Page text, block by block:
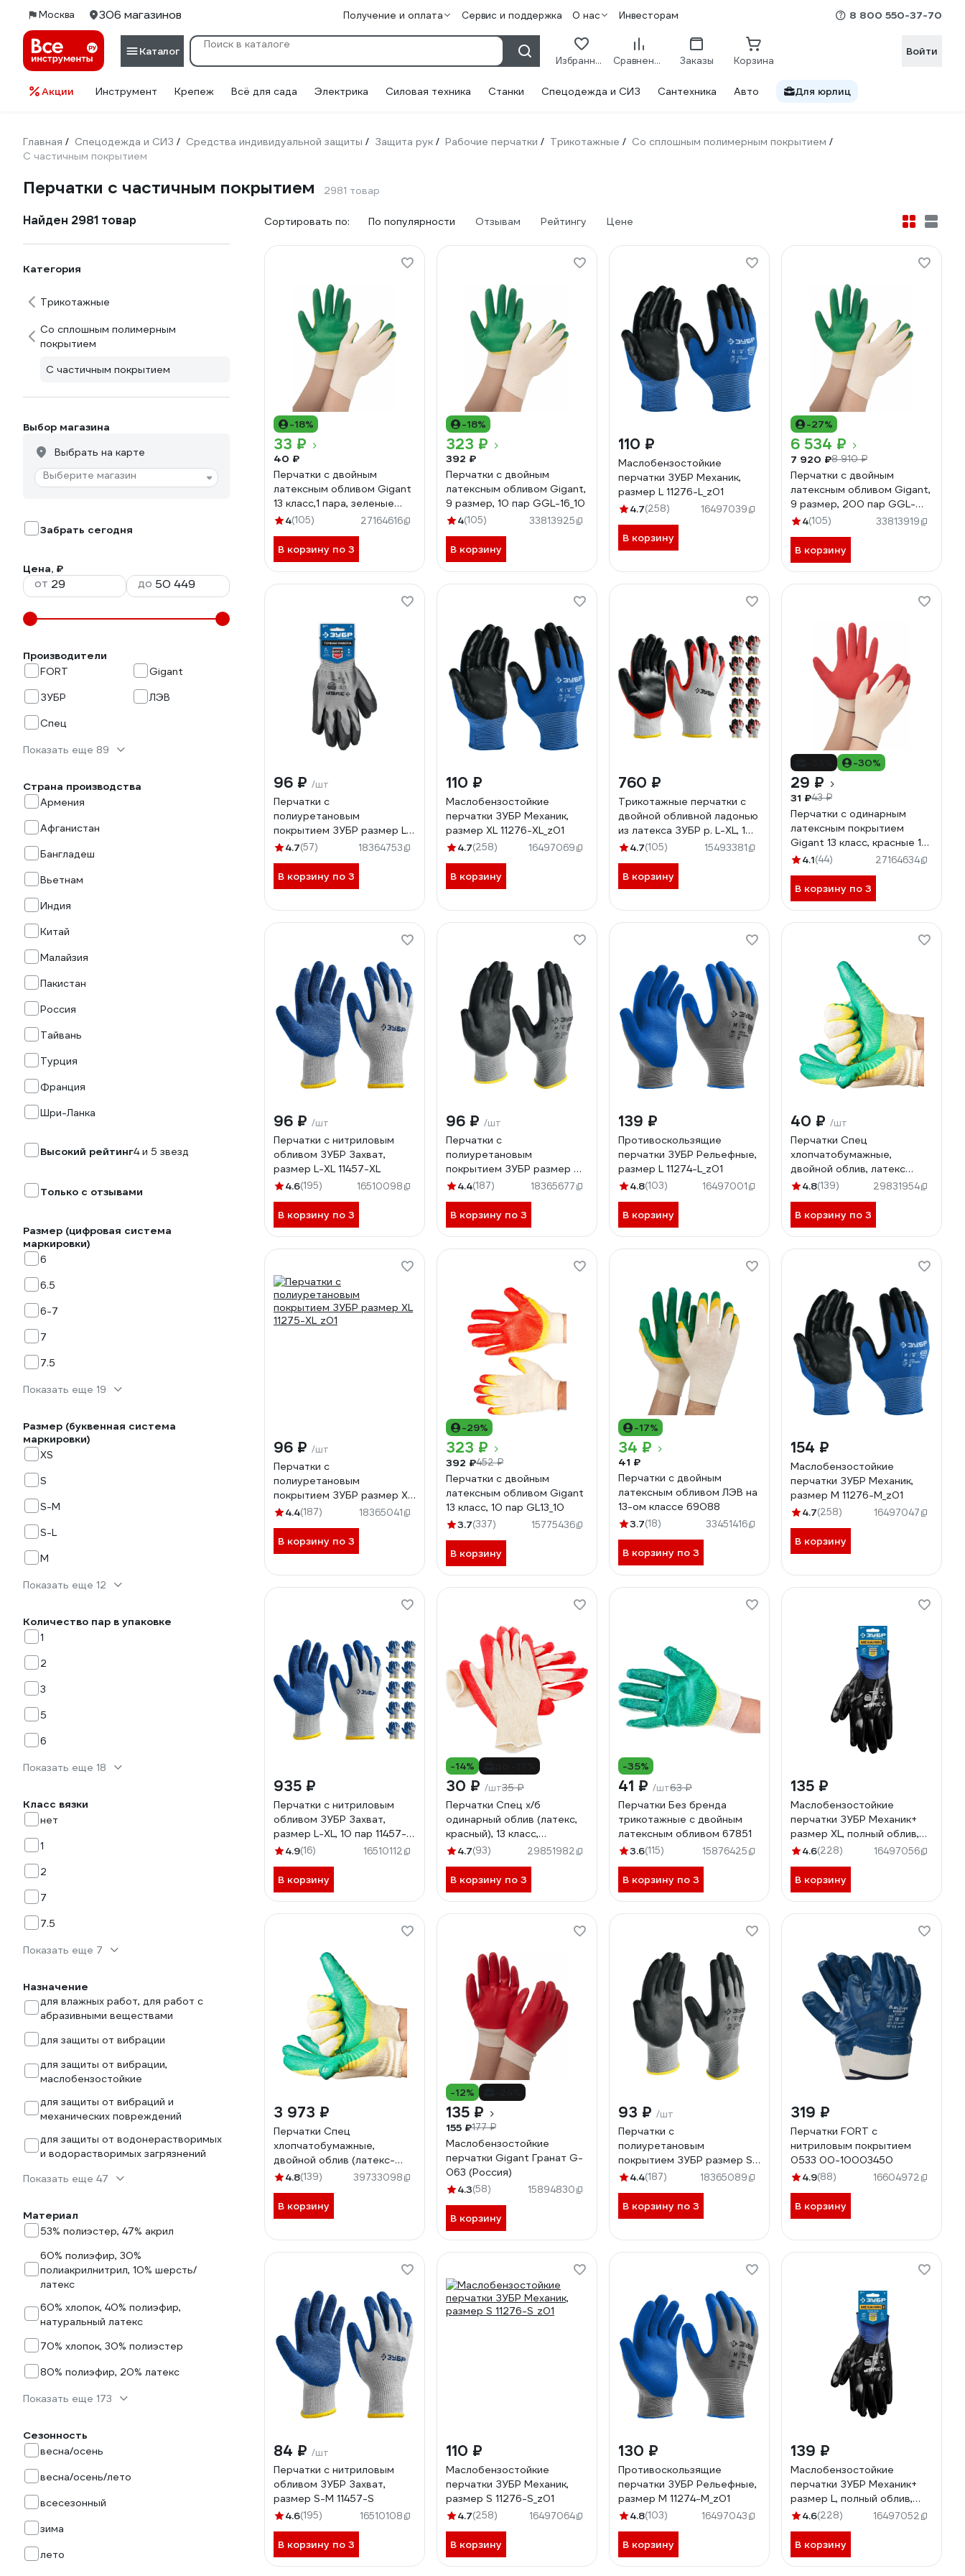
Москва 306 магазинов Получение и оплата Сервис и поддержка О нас Инвесторам 8 800 550-37-70
Каталог
Избранное Сравнение Заказы Корзина
Войти
Акции Инструмент Крепеж Всё для сада Электрика Силовая техника Станки Спецодежда и СИЗ Сантехника Авто Для юрлиц
Главная / Спецодежда и СИЗ / Средства индивидуальной защиты / Защита рук / Рабочие перчатки / Трикотажные / Со сплошным полимерным покрытием /
С частичным покрытием
Перчатки с частичным покрытием 2981 товар
Найден 2981 товар
Категория
Трикотажные
Со сплошным полимерным
покрытием
С частичным покрытием
Выбор магазина
Выбрать на карте
Выберите магазин
Забрать сегодня
Цена, ₽
от до
Производители
FORT
Gigant
ЗУБР
ЛЭВ
Спец
Показать еще 89
Страна производства
Армения
Афганистан
Бангладеш
Вьетнам
Индия
Китай
Малайзия
Пакистан
Россия
Тайвань
Турция
Франция
Шри-Ланка
Высокий рейтинг4 и 5 звезд
Только с отзывами
Размер (цифровая система
маркировки)
6
6.5
6-7
7
7.5
Показать еще 19
Размер (буквенная система
маркировки)
XS
S
S-M
S-L
M
Показать еще 12
Количество пар в упаковке
1
2
3
5
6
Показать еще 18
Класс вязки
нет
1
2
7
7.5
Показать еще 7
Назначение
для влажных работ, для работ с
абразивными веществами
для защиты от вибрации
для защиты от вибрации,
маслобензостойкие
для защиты от вибраций и
механических повреждений
для защиты от водонерастворимых
и водорастворимых загрязнений
Показать еще 47
Материал
53% полиэстер, 47% акрил
60% полиэфир, 30%
полиакрилнитрил, 10% шерсть/
латекс
60% хлопок, 40% полиэфир,
натуральный латекс
70% хлопок, 30% полиэстер
80% полиэфир, 20% латекс
Показать еще 173
Сезонность
весна/осень
весна/осень/лето
всесезонный
зима
лето
Сортировать по: По популярности Отзывам Рейтингу Цене
-18%
33 ₽
40 ₽
Перчатки с двойным
латексным обливом Gigant
13 класс,1 пара, зеленые
GGL-16
4(105) 27164616
В корзину по 3
-18%
323 ₽
392 ₽
Перчатки с двойным
латексным обливом Gigant,
9 размер, 10 пар GGL-16_10
4(105) 33813925
В корзину
110 ₽
Маслобензостойкие
перчатки ЗУБР Механик,
размер L 11276-L_z01
4.7(258) 16497039
В корзину
-27%
6 534 ₽
7 920 ₽8 910 ₽
Перчатки с двойным
латексным обливом Gigant,
9 размер, 200 пар GGL-
16_200
4(105) 33813919
В корзину
96 ₽ /шт
Перчатки с
полиуретановым
покрытием ЗУБР размер L
11275-L_z01
4.7(57) 18364753
В корзину по 3
110 ₽
Маслобензостойкие
перчатки ЗУБР Механик,
размер XL 11276-XL_z01
4.7(258) 16497069
В корзину
760 ₽
Трикотажные перчатки с
двойной обливной ладонью
из латекса ЗУБР р. L-XL, 10
пар 11459-K10
4.7(105) 15493381
В корзину
-30%
29 ₽
31 ₽43 ₽
Перчатки с одинарным
латексным покрытием
Gigant 13 класс, красные 1
пара GGL-15
4.1(44) 27164634
В корзину по 3
96 ₽ /шт
Перчатки с нитриловым
обливом ЗУБР Захват,
размер L-XL 11457-XL
4.6(195) 16510098
В корзину по 3
96 ₽ /шт
Перчатки с
полиуретановым
покрытием ЗУБР размер M
11275-M_z01
4.4(187) 18365677
В корзину по 3
139 ₽
Противоскользящие
перчатки ЗУБР Рельефные,
размер L 11274-L_z01
4.8(103) 16497001
В корзину
40 ₽ /шт
Перчатки Спец
хлопчатобумажные,
двойной облив, латекс
желто-зеленый, 13 класс
4.8(139) 29831954
В корзину по 3
96 ₽ /шт
Перчатки с
полиуретановым
покрытием ЗУБР размер XL
11275-XL_z01
4.4(187) 18365041
В корзину по 3
-29%
323 ₽
392 ₽452 ₽
Перчатки с двойным
латексным обливом Gigant
13 класс, 10 пар GL13_10
3.7(337) 15775436
В корзину
-17%
34 ₽
41 ₽
Перчатки с двойным
латексным обливом ЛЭВ на
13-ом классе 69088
3.7(18) 33451416
В корзину по 3
154 ₽
Маслобензостойкие
перчатки ЗУБР Механик,
размер M 11276-M_z01
4.7(258) 16497047
В корзину
935 ₽
Перчатки с нитриловым
обливом ЗУБР Захват,
размер L-XL, 10 пар 11457-
K104.9(16) 16510112
В корзину
-14%
30 ₽ /шт35 ₽
Перчатки Спец х/б
одинарный облив (латекс,
красный), 13 класс,
упаковка-пакет И-8047-И
4.7(93) 29851982
В корзину по 3
-35%
41 ₽ /шт63 ₽
Перчатки Без бренда
трикотажные с двойным
латексным обливом 67851
3.6(115) 15876425
В корзину по 3
135 ₽
Маслобензостойкие
перчатки ЗУБР Механик+
размер XL, полный облив,
тонкие 11279-XL
4.6(228) 16497056
В корзину
3 973 ₽
Перчатки Спец
хлопчатобумажные,
двойной облив (латекс-
желто-зеленый), 13 класс,
И/БЭ/100
4.8(139) 39733098
В корзину
-12%
135 ₽
155 ₽177 ₽
Маслобензостойкие
перчатки Gigant Гранат G-
063 (Россия)
4.3(58) 15894830
В корзину
93 ₽ /шт
Перчатки с
полиуретановым
покрытием ЗУБР размер S
11275-S_z01
4.4(187) 18365089
В корзину по 3
319 ₽
Перчатки FORT с
нитриловым покрытием
0533 00-10003450
4.9(88) 16604972
В корзину
84 ₽ /шт
Перчатки с нитриловым
обливом ЗУБР Захват,
размер S-M 11457-S
4.6(195) 16510108
В корзину по 3
110 ₽
Маслобензостойкие
перчатки ЗУБР Механик,
размер S 11276-S_z01
4.7(258) 16497064
В корзину
130 ₽
Противоскользящие
перчатки ЗУБР Рельефные,
размер M 11274-M_z01
4.8(103) 16497043
В корзину
139 ₽
Маслобензостойкие
перчатки ЗУБР Механик+
размер L, полный облив,
тонкие 11279-L
4.6(228) 16497052
В корзину